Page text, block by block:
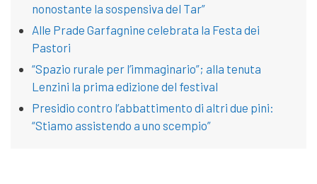
nonostante la sospensiva del Tar”
Alle Prade Garfagnine celebrata la Festa dei
Pastori
“Spazio rurale per l’immaginario”; alla tenuta
Lenzini la prima edizione del festival
Presidio contro l’abbattimento di altri due pini:
“Stiamo assistendo a uno scempio”